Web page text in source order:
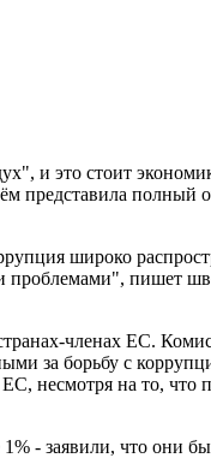
и это стоит
полный
широко
пишет
членах ЕС.
за борьбу с
несмотря на то,
- заявили, что они